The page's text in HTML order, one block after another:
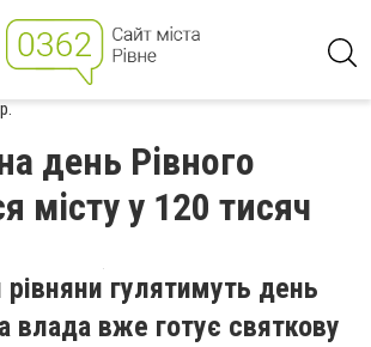
день Рівного
місту у 120 тисяч
гулятимуть день
влада вже готує святкову